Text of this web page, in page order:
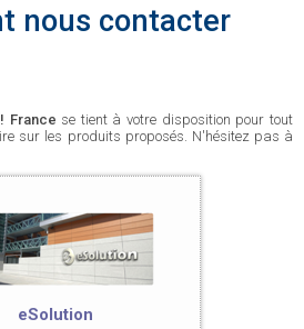
nous contacter
France se tient à votre disposition pour tout
sur les produits proposés. N'hésitez pas à
eSolution